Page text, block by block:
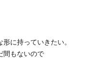
に持っていきたい。
間もないので